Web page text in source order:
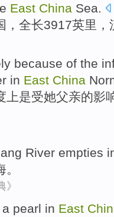
East China Sea.
，全长3917英里，
because of the
in East China
上是受她父亲的影
River empties
。
》
a pearl in East